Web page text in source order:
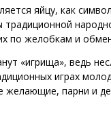
яйцу, как
по желобкам и
«игрища», ведь
играх
парни и